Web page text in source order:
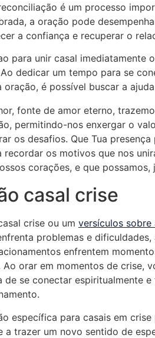
é um processo
a oração pode
a confiança e recuperar o
para unir casal imediatamente
dedicar um tempo para se
oração, é possível buscar a
fonte de amor eterno,
permitindo-nos enxergar o
os desafios. Que Tua
recordar os motivos que nos
corações, e que
casal crise
crise ou um versículos sobre
problemas e
enfrentem
Ao orar em momentos de crise,
de se conectar espiritualmente
específica para casais em
a trazer um novo sentido de